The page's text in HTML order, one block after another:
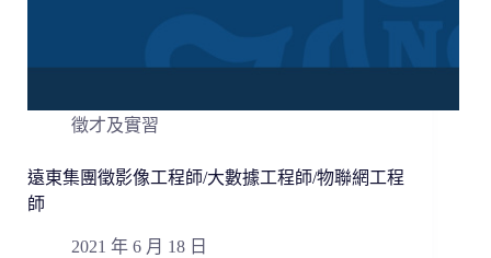
徵才及實習
遠東集團徵影像工程師/大數據工程師/物聯網工程
師
2021 年 6 月 18 日